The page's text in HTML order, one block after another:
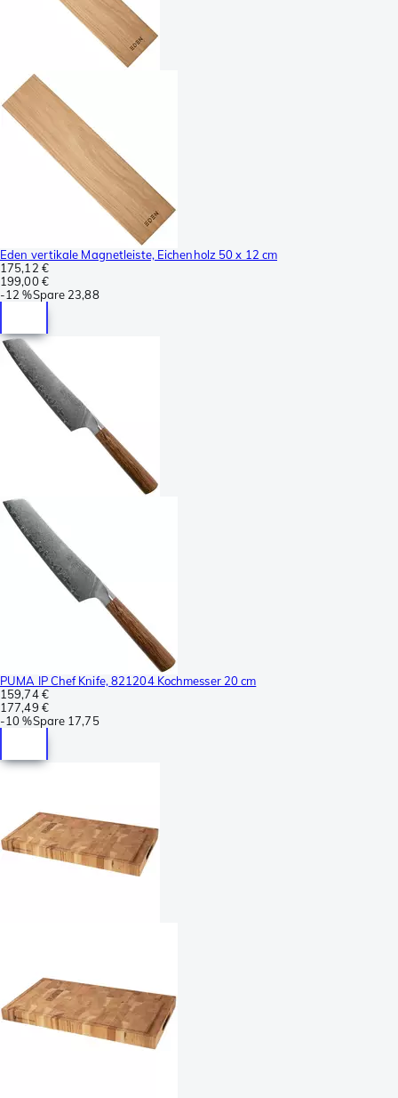
Eden vertikale Magnetleiste, Eichenholz 50 x 12 cm
175,12 €
199,00 €
-12 %Spare 23,88
PUMA IP Chef Knife, 821204 Kochmesser 20 cm
159,74 €
177,49 €
-10 %Spare 17,75